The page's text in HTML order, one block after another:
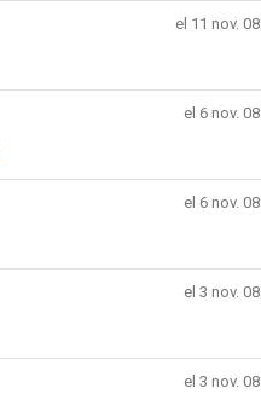
el 11 nov. 08
el 6 nov. 08
el 6 nov. 08
el 3 nov. 08
el 3 nov. 08